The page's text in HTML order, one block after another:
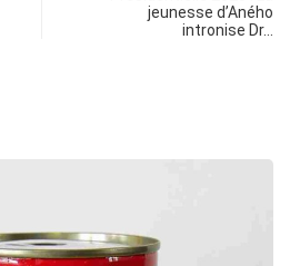
jeunesse d’Aného
intronise Dr…